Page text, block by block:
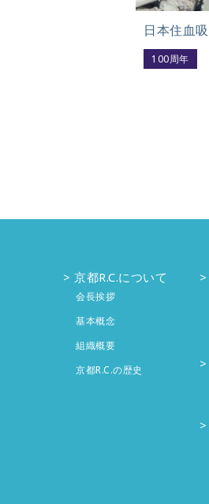
日本住血
100周年
京都R.C.について
会長挨拶
基本概念
組織概要
京都R.C.の歴史